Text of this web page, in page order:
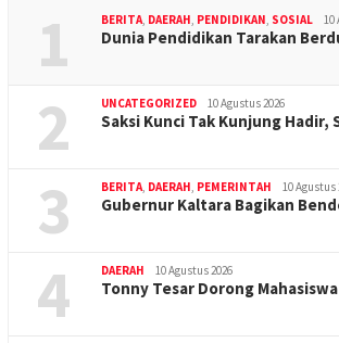
1 BERITA, DAERAH, PENDIDIKAN, SOSIAL 10
Dunia Pendidikan Tarakan
2 UNCATEGORIZED 10 Agustus 2026
Saksi Kunci Tak Kunjung Hadir,
3 BERITA, DAERAH, PEMERINTAH 10 Agustus
Gubernur Kaltara Bagikan
4 DAERAH 10 Agustus 2026
Tonny Tesar Dorong